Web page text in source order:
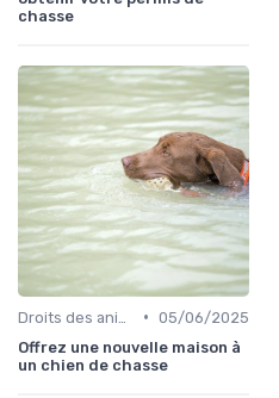
chasse
• 05/06/2025
Offrez une nouvelle maison à
un chien de chasse